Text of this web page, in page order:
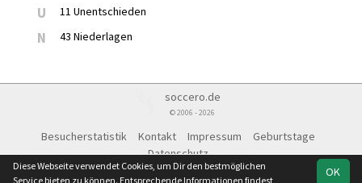
U 11 Unentschieden
N 43 Niederlagen
soccero.de
© 2006 - 2026
Besucherstatistik Kontakt Impressum
Geburtstage
Datenschutz
OK
Diese Webseite verwendet Cookies, um Dir den bestmöglichen
Service bieten zu können. Entsprechende Informationen findest